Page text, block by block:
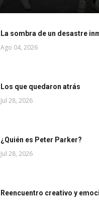
La sombra de un desastre
Ago 04, 2026
Los que quedaron atrás
Jul 28, 2026
¿Quién es Peter Parker?
Jul 28, 2026
Reencuentro creativo y